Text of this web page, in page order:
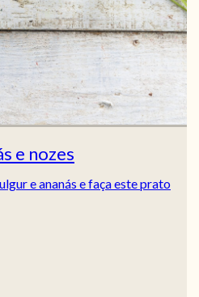
e nozes
e ananás e faça este prato